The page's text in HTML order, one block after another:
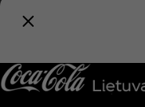
prieigą prie visko, kas